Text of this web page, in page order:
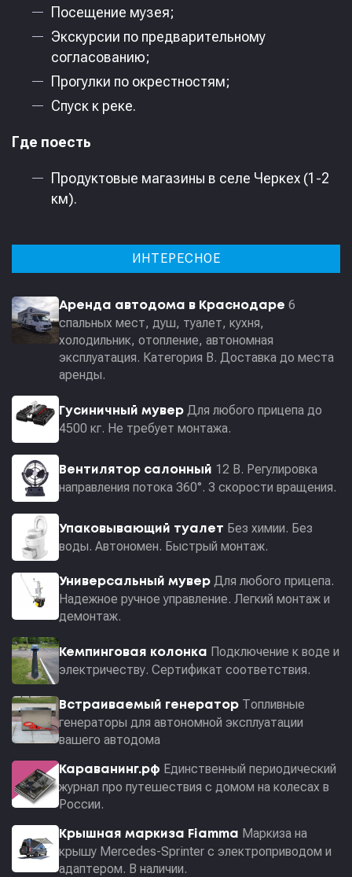
Посещение музея;
Экскурсии по предварительному
согласованию;
Прогулки по окрестностям;
Спуск к реке.
Где поесть
Продуктовые магазины в селе Черкех (1-2
км).
ИНТЕРЕСНОЕ
Аренда автодома в Краснодаре 6
спальных мест, душ, туалет, кухня,
холодильник, отопление, автономная
эксплуатация. Категория В. Доставка до места
аренды.
Гусиничный мувер Для любого прицепа до
4500 кг. Не требует монтажа.
Вентилятор салонный 12 В. Регулировка
направления потока 360°. 3 скорости вращения.
Упаковывающий туалет Без химии. Без
воды. Автономен. Быстрый монтаж.
Универсальный мувер Для любого прицепа.
Надежное ручное управление. Легкий монтаж и
демонтаж.
Кемпинговая колонка Подключение к воде и
электричеству. Сертификат соответствия.
Встраиваемый генератор Топливные
генераторы для автономной эксплуатации
вашего автодома
Караванинг.рф Единственный периодический
журнал про путешествия с домом на колесах в
России.
Крышная маркиза Fiamma Маркиза на
крышу Mercedes-Sprinter с электроприводом и
адаптером. В наличии.